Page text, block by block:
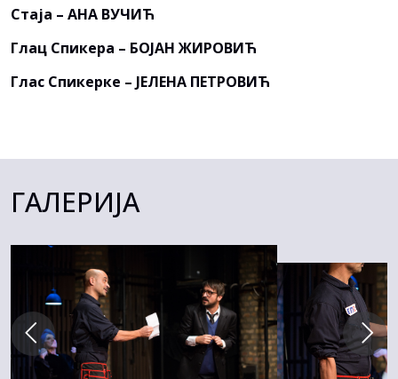
Стаја – АНА ВУЧИЋ
Глац Спикера – БОЈАН ЖИРОВИЋ
Глас Спикерке – ЈЕЛЕНА ПЕТРОВИЋ
ГАЛЕРИЈА